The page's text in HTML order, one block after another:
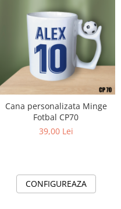
Cana personalizata Minge
Fotbal CP70
39,00 Lei
CONFIGUREAZA